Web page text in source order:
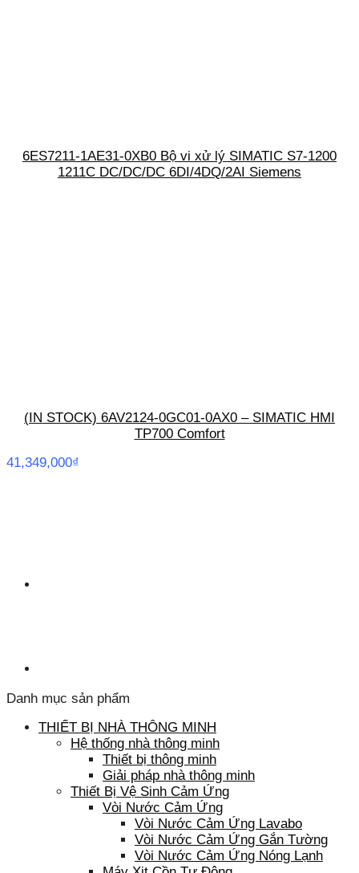
6ES7211-1AE31-0XB0 Bộ vi xử lý SIMATIC S7-1200
1211C DC/DC/DC 6DI/4DQ/2AI Siemens
(IN STOCK) 6AV2124-0GC01-0AX0 – SIMATIC HMI
TP700 Comfort
41,349,000₫
Danh mục sản phẩm
THIẾT BỊ NHÀ THÔNG MINH
Hệ thống nhà thông minh
Thiết bị thông minh
Giải pháp nhà thông minh
Thiết Bị Vệ Sinh Cảm Ứng
Vòi Nước Cảm Ứng
Vòi Nước Cảm Ứng Lavabo
Vòi Nước Cảm Ứng Gắn Tường
Vòi Nước Cảm Ứng Nóng Lạnh